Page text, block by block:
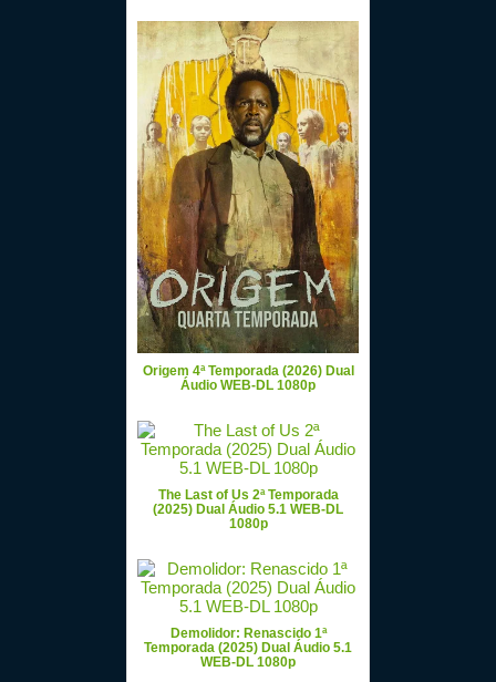
Origem 4ª Temporada (2026) Dual
Áudio WEB-DL 1080p
The Last of Us 2ª Temporada
(2025) Dual Áudio 5.1 WEB-DL
1080p
Demolidor: Renascido 1ª
Temporada (2025) Dual Áudio 5.1
WEB-DL 1080p